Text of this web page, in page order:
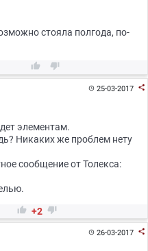
стояла полгода, по-
 
25-03-2017 
элементам.
Никаких же проблем нету
сообщение от Толекса:
 +2 
26-03-2017 